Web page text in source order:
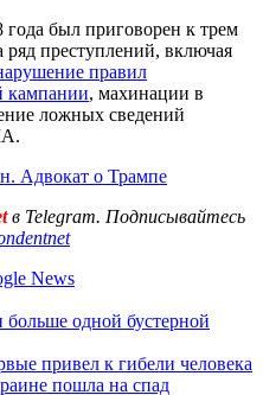
был приговорен к трем
преступлений, включая
правил
кампании, махинации в
ложных сведений
Адвокат о Трампе
в Telegram. Подписывайтесь
News
одной бустерной
привел к гибели человека
пошла на спад